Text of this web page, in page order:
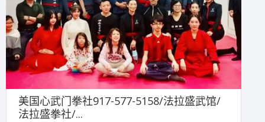
美国心武门拳社917-577-5158/法拉盛武馆/
法拉盛拳社/...